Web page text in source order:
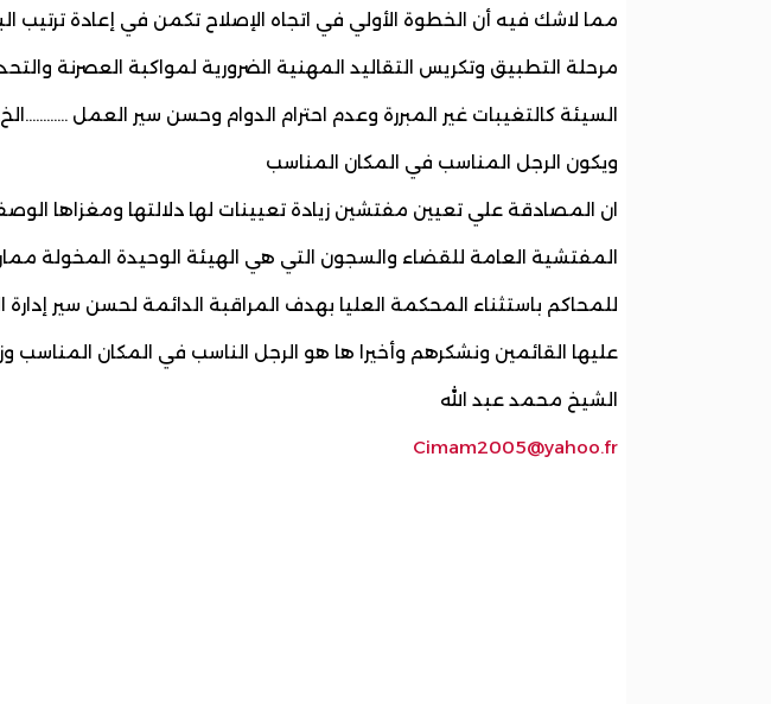
مما لاشك فيه أن الخطوة الأولي في اتجاه الإصلاح تكمن في إعادة ترتيب
مرحلة التطبيق وتكريس التقاليد المهنية الضرورية لمواكبة العصرنة
السيئة كالتغيبات غير المبررة وعدم احترام الدوام وحسن سير العمل
ويكون الرجل المناسب في المكان المناسب
ان المصادقة علي تعيين مفتشين زيادة تعيينات لها دلالتها ومغزاها
المفتشية العامة للقضاء والسجون التي هي الهيئة الوحيدة المخولة
للمحاكم باستثناء المحكمة العليا بهدف المراقبة الدائمة لحسن سير
عليها القائمين ونشكرهم وأخيرا ها هو الرجل الناسب في المكان المناسب
الشيخ محمد عبد الله
Cimam2005@yahoo.fr